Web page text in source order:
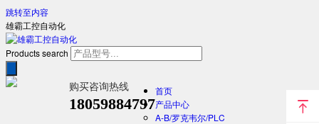
跳转至内容
雄霸工控自动化
Products search
购买咨询热线
18059884797
首页
产品中心
A-B/罗克韦尔/PLC